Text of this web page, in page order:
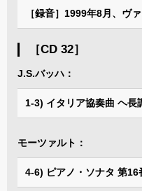
［録音］1999年8月、ヴ
［CD 32］
J.S.バッハ：
1-3) イタリア協奏曲 ヘ長
モーツァルト：
4-6) ピアノ・ソナタ 第